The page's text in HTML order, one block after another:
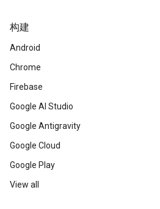
构建
Android
Chrome
Firebase
Google AI Studio
Google Antigravity
Google Cloud
Google Play
View all